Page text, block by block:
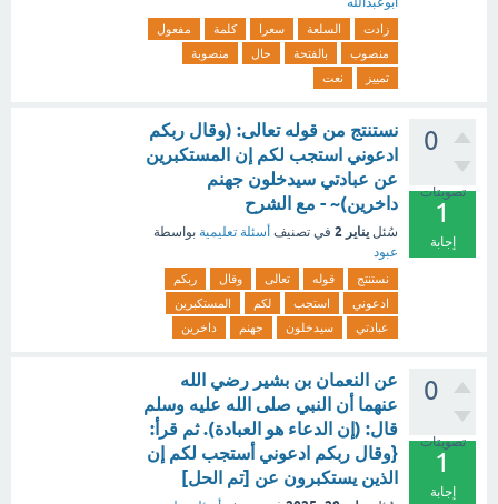
زادت السلعة سعرا كلمة
مفعول
منصوب
بالفتحة حال
منصوبة
تمييز
نعت
0
تصويتات
1
إجابة
نستنتج من قوله تعالى: (وقال ربكم
ادعوني استجب لكم إن المستكبرين
عن عبادتي سيدخلون جهنم
داخرين)~ - مع الشرح
سُئل يناير 2 في تصنيف أسئلة تعليمية بواسطة
عبود
نستنتج قوله تعالى وقال
ربكم
ادعوني
استجب لكم
المستكبرين
عبادتي
سيدخلون جهنم داخرين
0
تصويتات
1
إجابة
عن النعمان بن بشير رضي الله
عنهما أن النبي صلى الله عليه وسلم
قال: (إن الدعاء هو العبادة). ثم قرأ:
{وقال ربكم ادعوني أستجب لكم إن
الذين يستكبرون عن [تم الحل]